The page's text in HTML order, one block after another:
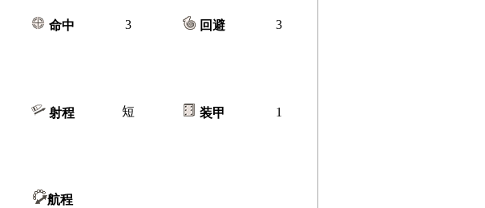
命中 3 回避 3
射程 短 装甲 1
航程